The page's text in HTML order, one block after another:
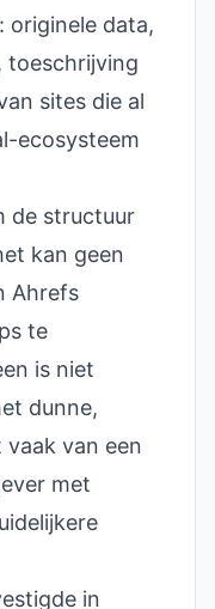
originele data,
toeschrijving
sites die al
ecosysteem
de structuur
kan geen
Ahrefs
te
is niet
dunne,
van een
met
in